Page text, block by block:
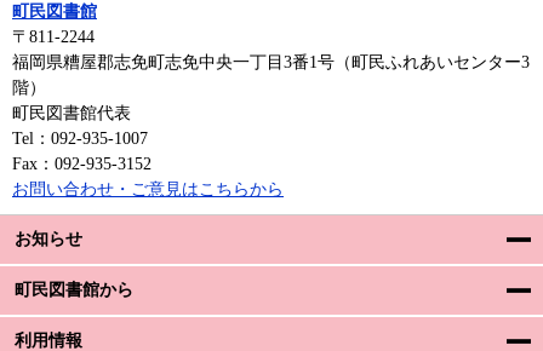
お知らせ
町民図書館から
利用情報
町民図書館
〒811‐2244
福岡県糟屋郡志免町志免中央一丁目3番1号（町民ふれあいセンター3
階）
町民図書館代表
Tel：092-935-1007
Fax：092-935-3152
お問い合わせ・ご意見はこちらから